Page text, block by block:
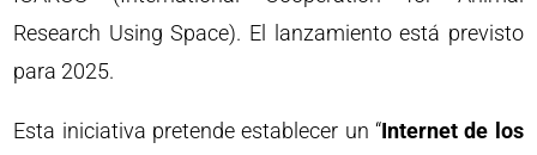
Research Using Space). El lanzamiento está previsto
para 2025.
Esta iniciativa pretende establecer un “Internet de los